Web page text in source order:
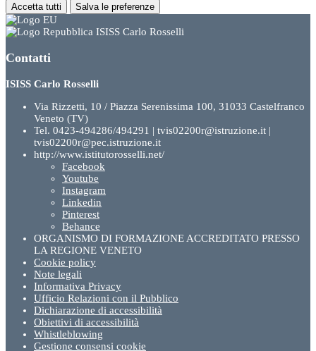
Accetta tutti Salva le preferenze
ISISS Carlo Rosselli
Contatti
ISISS Carlo Rosselli
Via Rizzetti, 10 / Piazza Serenissima 100, 31033 Castelfranco
Veneto (TV)
Tel. 0423-494286/494291 | tvis02200r@istruzione.it |
tvis02200r@pec.istruzione.it
http://www.istitutorosselli.net/
Facebook
Youtube
Instagram
Linkedin
Pinterest
Behance
ORGANISMO DI FORMAZIONE ACCREDITATO PRESSO
LA REGIONE VENETO
Cookie policy
Note legali
Informativa Privacy
Ufficio Relazioni con il Pubblico
Dichiarazione di accessibilità
Obiettivi di accessibilità
Whistleblowing
Gestione consensi cookie